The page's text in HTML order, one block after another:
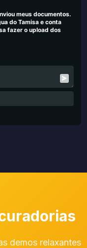
meus documentos.
do Tamisa e conta
fazer o upload dos
demos relaxantes